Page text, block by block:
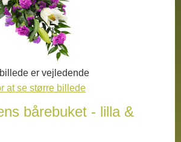
er vejledende
at se større billede
bårebuket - lilla &